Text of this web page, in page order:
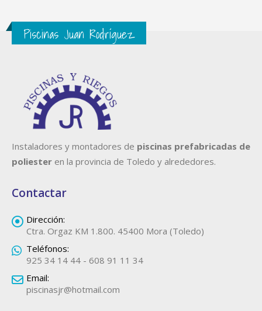
Piscinas Juan Rodríguez
Instaladores y montadores de piscinas prefabricadas de
poliester en la provincia de Toledo y alrededores.
Contactar
Dirección:
Ctra. Orgaz KM 1.800. 45400 Mora (Toledo)
Teléfonos:
925 34 14 44 - 608 91 11 34
Email:
piscinasjr@hotmail.com